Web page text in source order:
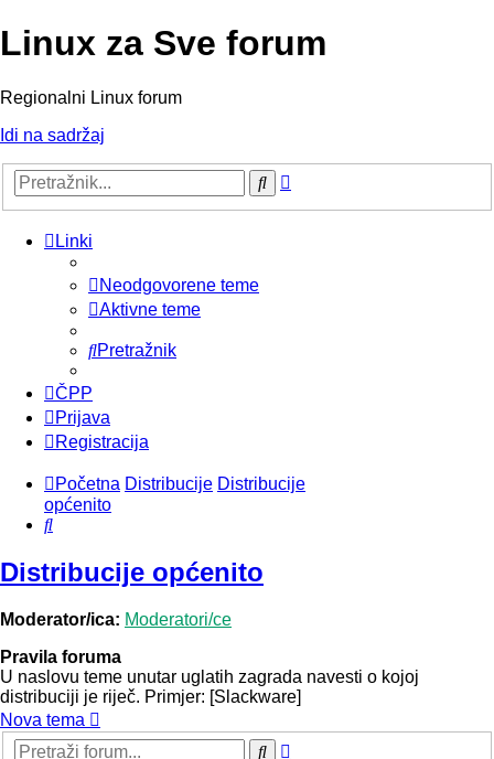
Linux za Sve forum
Regionalni Linux forum
Idi na sadržaj
Pretražnik
Linki
Neodgovorene teme
Aktivne teme
Pretražnik
ČPP
Prijava
Registracija
Početna Distribucije Distribucije
općenito
Pretražnik
Distribucije općenito
Moderator/ica: Moderatori/ce
Pravila foruma
U naslovu teme unutar uglatih zagrada navesti o kojoj
distribuciji je riječ. Primjer: [Slackware]
Nova tema
Pretražnik